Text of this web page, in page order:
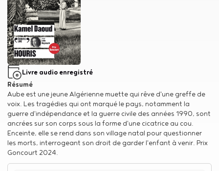
Type de support matériel
Livre audio enregistré
Résumé
Aube est une jeune Algérienne muette qui rêve d'une greffe de
voix. Les tragédies qui ont marqué le pays, notamment la
guerre d'indépendance et la guerre civile des années 1990, sont
ancrées sur son corps sous la forme d'une cicatrice au cou.
Enceinte, elle se rend dans son village natal pour questionner
les morts, interrogeant son droit de garder l'enfant à venir. Prix
Goncourt 2024.